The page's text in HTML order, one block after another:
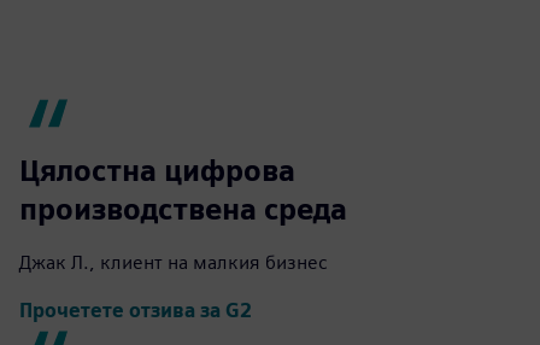
Цялостна цифрова
производствена среда
Джак Л., клиент на малкия бизнес
Прочетете отзива за G2